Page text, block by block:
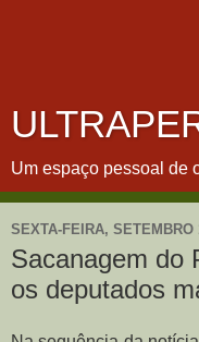
Um espaço pessoal de
SEXTA-FEIRA, SETEMBRO
Sacanagem do
os deputados